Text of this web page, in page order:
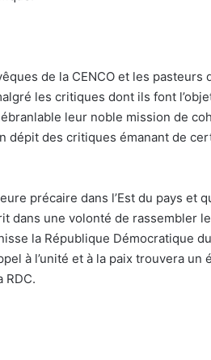
de la CENCO et les pasteurs
les critiques dont ils font
leur noble mission de
dépit des critiques émanant de
précaire dans l’Est du pays et
dans une volonté de rassembler
la République Démocratique
à l’unité et à la paix trouvera
RDC.